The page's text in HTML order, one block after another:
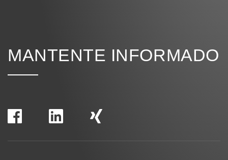
MANTENTE INFORMADO